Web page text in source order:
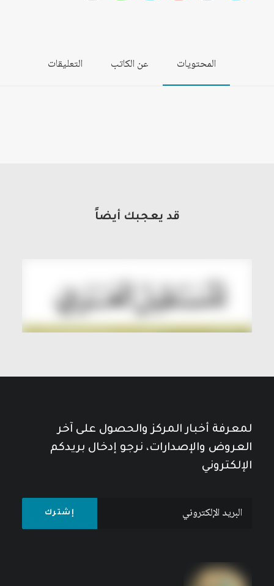
المحتويات عن الكاتب التعليقات
قد يعجبك أيضاً
لمعرفة أخبار المركز والحصول على آخر
العروض والإصدارات، نرجو إدخال بريدكم
الإلكتروني